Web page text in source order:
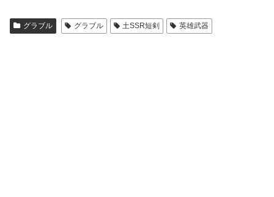
グラブル グラブル 土SSR短剣 英雄武器